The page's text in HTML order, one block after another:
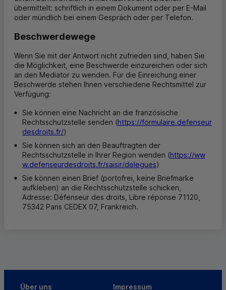
übermittelt: schriftlich in einem Dokument oder per E-Mail
oder mündlich bei einem Gespräch oder per Telefon.
Beschwerdewege
Wenn Sie mit der Antwort nicht zufrieden sind, haben Sie
die Möglichkeit, eine Beschwerde einzureichen oder sich
an den Mediator zu wenden. Für die Einreichung einer
Beschwerde stehen Ihnen verschiedene Rechtsmittel zur
Verfügung:
Sie können eine Nachricht an die französische
Rechtsschutzstelle senden (https://formulaire.defenseur
desdroits.fr/)
Sie können sich an den Beauftragten der
Rechtsschutzstelle in Ihrer Region wenden (https://ww
w.defenseurdesdroits.fr/saisir/delegues)
Sie können einen Brief (portofrei, keine Briefmarke
aufkleben) an die Rechtsschutzstelle schicken,
Adresse: Défenseur des droits, Libre réponse 71120,
75342 Paris CEDEX 07, Frankreich.
Über uns Impressum